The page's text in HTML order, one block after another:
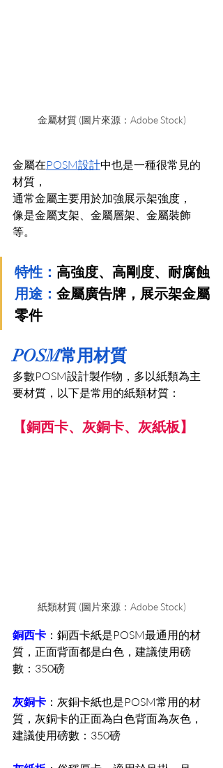
金屬材質 (圖片來源：Adobe Stock)
金屬在POSM設計中也是一種很常見的
材質，
通常金屬主要用於加強展示架強度，
像是金屬支架、金屬層架、金屬裝飾
等。
特性： 高強度、高剛度、耐腐蝕
用途： 金屬廣告牌，展示架金屬
零件
POSM常用材質
多數POSM設計製作物，多以紙類為主
要材質，以下是常用的紙類材質：
【銅西卡、灰銅卡、灰紙板】
紙類材質 (圖片來源：Adobe Stock)
銅西卡 ：銅西卡紙是POSM最通用的材
質，正面背面都是白色，建議使用磅
數：350磅
灰銅卡 ：灰銅卡紙也是POSM常用的材
質，灰銅卡的正面為白色背面為灰色，
建議使用磅數：350磅